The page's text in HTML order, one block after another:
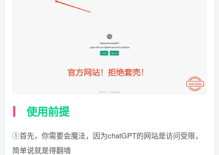
使用前提
①首先，你需要会魔法，因为chatGPT的网站是访问受限，
简单说就是得翻墙